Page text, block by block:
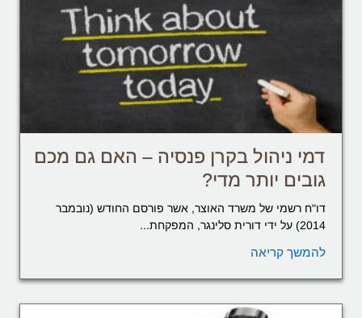
דמי ניהול בקרן פנסיה – האם גם מכם
גובים יותר מדי?
דו"ח רשמי של משרד האוצר, אשר פורסם החודש (נובמבר
2014) על ידי דורית סלינגר, המפקחת...
להמשך קריאה